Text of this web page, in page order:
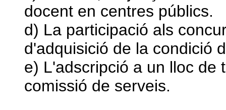
docent en centres públics.
d) La participació als
d'adquisició de la condició
e) L'adscripció a un lloc de
comissió de serveis.